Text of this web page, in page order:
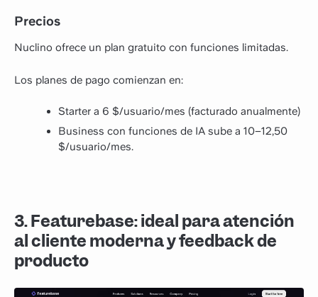
Precios
Nuclino ofrece un plan gratuito con funciones limitadas.
Los planes de pago comienzan en:
Starter a 6 $/usuario/mes (facturado anualmente)
Business con funciones de IA sube a 10–12,50
$/usuario/mes.
3. Featurebase: ideal para atención
al cliente moderna y feedback de
producto